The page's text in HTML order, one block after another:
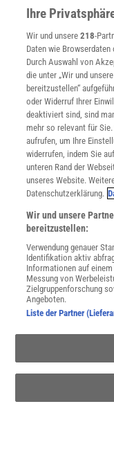
Warum benehmen
Situationen so und
evolutionären
Ihre
Wir und unsere218-
Daten wie
Durch Auswahl von
die unter „Wir und
bereitzustellen“
oder Widerruf Ihrer
deaktiviert sind, sind
mehr so relevant für
aufrufen, um Ihre
widerrufen, indem Sie
unteren Rand der
unseres Website.
Datenschutzerklärung.
Wir und unsere
bereitzustellen:
Verwendung genauer
Identifikation aktiv
Informationen auf
Messung von
Zielgruppenforschung
Angeboten.
Liste der Partner